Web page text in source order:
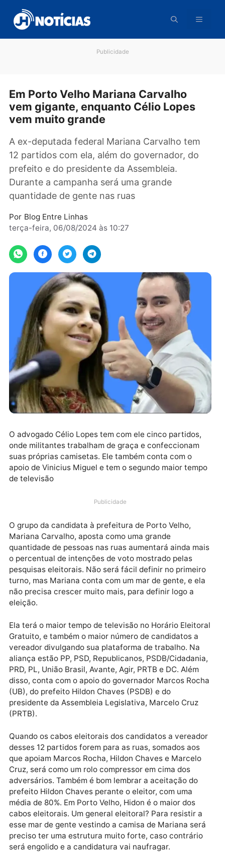
para
conteúdo
Em Porto Velho Mariana Carvalho
vem gigante, enquanto Célio Lopes
A ex-deputada federal Mariana Carvalho tem
12 partidos com ela, além do governador, do
prefeito e do presidente da Assembleia.
Durante a campanha será uma grande
quantidade de gente nas ruas
terça-feira, 06/08/2024 às 10:27
O advogado Célio Lopes tem com ele cinco partidos,
suas próprias camisetas. Ele também conta com o
apoio de Vinicius Miguel e tem o segundo maior
de televisão
Publicidade
O grupo da candidata à prefeitura de Porto Velho,
Mariana Carvalho, aposta como uma grande
quantidade de pessoas nas ruas aumentará ainda
o percentual de intenções de voto mostrado pelas
pesquisas eleitorais. Não será fácil definir no
turno, mas Mariana conta com um mar de gente, e
não precisa crescer muito mais, para definir logo a
eleição.
Ela terá o maior tempo de televisão no Horário
Gratuito, e também o maior número de candidatos a
vereador divulgando sua plataforma de trabalho. Na
aliança estão PP, PSD, Republicanos, PSDB/
PRD, PL, União Brasil, Avante, Agir, PRTB e DC. Além
disso, conta com o apoio do governador Marcos
(UB), do prefeito Hildon Chaves (PSDB) e do
presidente da Assembleia Legislativa, Marcelo Cruz
(PRTB).
Quando os cabos eleitorais dos candidatos a
desses 12 partidos forem para as ruas, somados aos
que apoiam Marcos Rocha, Hildon Chaves e Marcelo
Cruz, será como um rolo compressor em cima dos